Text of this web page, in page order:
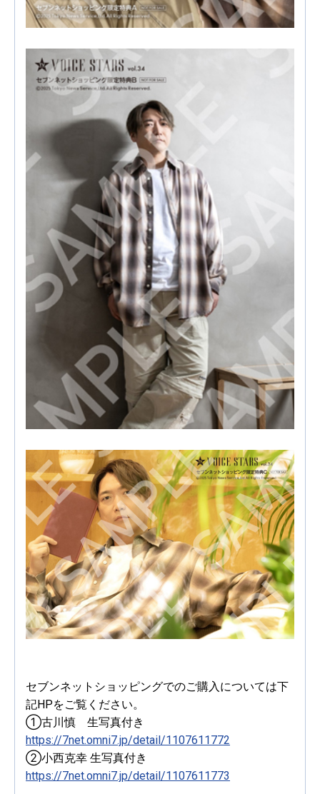
セブンネットショッピングでのご購入については下
記HPをご覧ください。
①古川慎 生写真付き
https://7net.omni7.jp/detail/1107611772
②小西克幸 生写真付き
https://7net.omni7.jp/detail/1107611773